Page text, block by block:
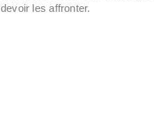
devoir les affronter.